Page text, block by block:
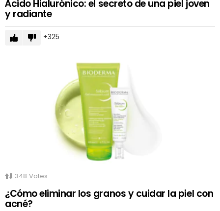
Ácido Hialurónico: el secreto de una piel joven
y radiante
325
348 Votes
¿Cómo eliminar los granos y cuidar la piel con
acné?